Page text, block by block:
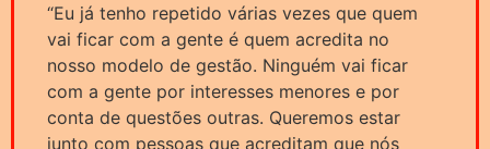
“Eu já tenho repetido várias vezes que quem
vai ficar com a gente é quem acredita no
nosso modelo de gestão. Ninguém vai ficar
com a gente por interesses menores e por
conta de questões outras. Queremos estar
junto com pessoas que acreditam que nós